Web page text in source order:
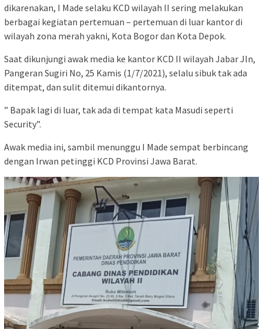
dikarenakan, I Made selaku KCD wilayah II sering melakukan
berbagai kegiatan pertemuan – pertemuan di luar kantor di
wilayah zona merah yakni, Kota Bogor dan Kota Depok.
Saat dikunjungi awak media ke kantor KCD II wilayah Jabar Jln,
Pangeran Sugiri No, 25 Kamis (1/7/2021), selalu sibuk tak ada
ditempat, dan sulit ditemui dikantornya.
” Bapak lagi di luar, tak ada di tempat kata Masudi seperti
Security”.
Awak media ini, sambil menunggu I Made sempat berbincang
dengan Irwan petinggi KCD Provinsi Jawa Barat.